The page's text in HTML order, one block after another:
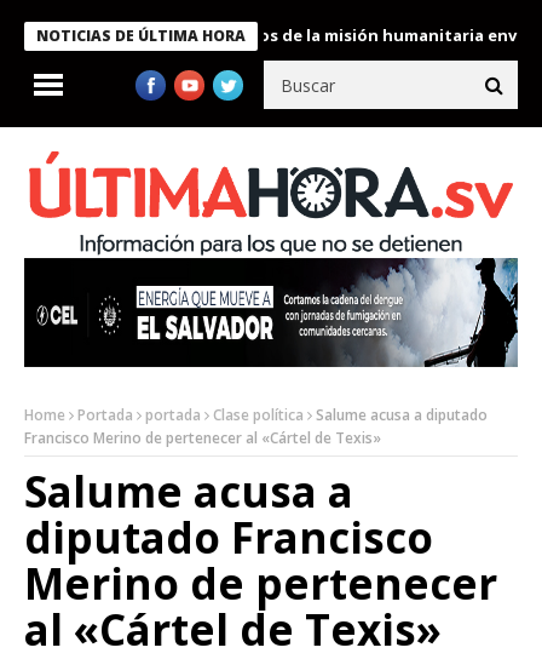
NOTICIAS DE ÚLTIMA HORA
condecora a miembros de la misión humanitaria enviada a
Home Portada portada Clase política
Salume acusa a diputado
Francisco Merino de pertenecer al «Cártel de Texis»
Salume acusa a
diputado Francisco
Merino de pertenecer
al «Cártel de Texis»